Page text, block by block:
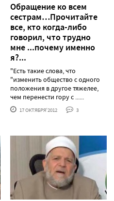
Обращение ко всем
сестрам…Прочитайте
все, кто когда-либо
говорил, что трудно
мне ...почему именно
я?...
"Есть такие слова, что
"изменить общество с одного
положения в другое тяжелее,
чем перенести гору с ......
17 ОКТЯБРЯ'2012 3